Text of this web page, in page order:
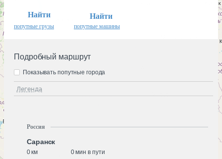
Найти
попутные грузы
Найти
попутные машины
Подробный маршрут
Легенда
Показывать попутные города
Россия
Саранск
0 км
0 мин в пути